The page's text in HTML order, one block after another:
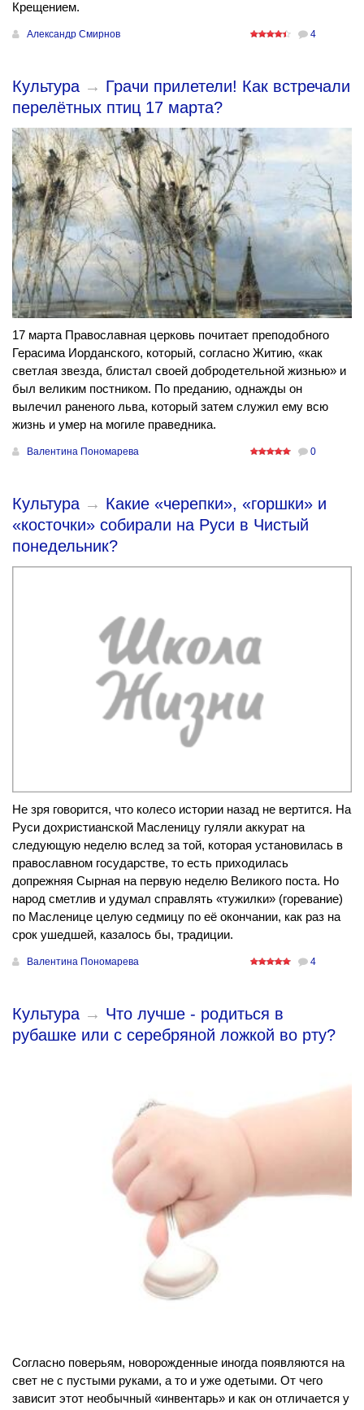
Крещением.
Александр Смирнов 4
Культура → Грачи прилетели! Как встречали
перелётных птиц 17 марта?
17 марта Православная церковь почитает преподобного
Герасима Иорданского, который, согласно Житию, «как
светлая звезда, блистал своей добродетельной жизнью» и
был великим постником. По преданию, однажды он
вылечил раненого льва, который затем служил ему всю
жизнь и умер на могиле праведника.
Валентина Пономарева 0
Культура → Какие «черепки», «горшки» и
«косточки» собирали на Руси в Чистый
понедельник?
Не зря говорится, что колесо истории назад не вертится. На
Руси дохристианской Масленицу гуляли аккурат на
следующую неделю вслед за той, которая установилась в
православном государстве, то есть приходилась
допрежняя Сырная на первую неделю Великого поста. Но
народ сметлив и удумал справлять «тужилки» (горевание)
по Масленице целую седмицу по её окончании, как раз на
срок ушедшей, казалось бы, традиции.
Валентина Пономарева 4
Культура→ Что лучше - родиться в
рубашке или с серебряной ложкой во рту?
Согласно поверьям, новорожденные иногда появляются на
свет не с пустыми руками, а то и уже одетыми. От чего
зависит этот необычный «инвентарь» и как он отличается у